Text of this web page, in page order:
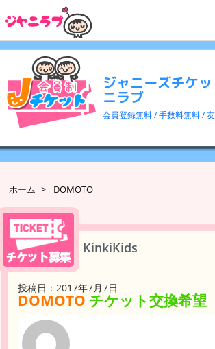
ジャニーズチケ
ニラブ
会員登録無料 / 手数料無料 /
ホーム > DOMOTO
KinkiKids
投稿日：2017年7月7日
DOMOTO チケット交換希望